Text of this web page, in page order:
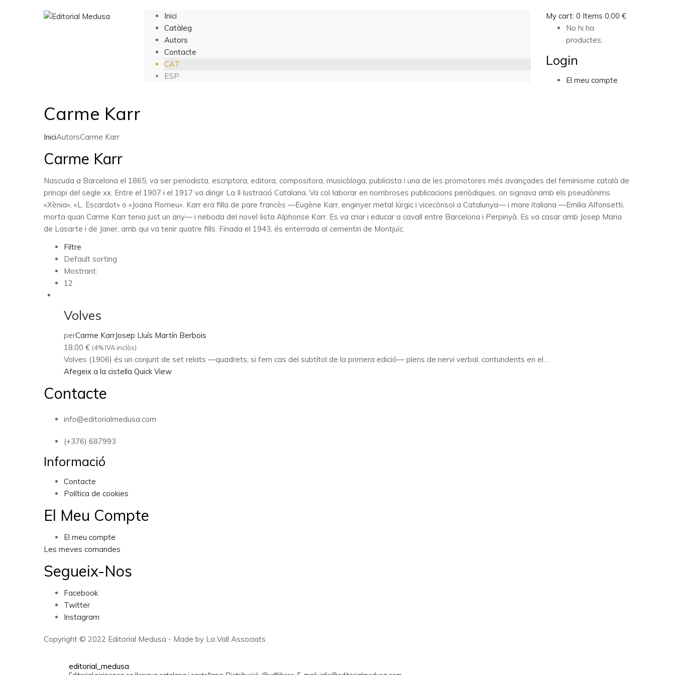
Inici
Catàleg
Autors
Contacte
CAT
ESP
My cart: 0 Items 0,00 €
No hi ha
productes.
Login
El meu compte
Carme Karr
IniciAutorsCarme Karr
Carme Karr
Nascuda a Barcelona el 1865, va ser periodista, escriptora, editora, compositora, musicòloga, publicista i una de les promotores més avançades del feminisme català de
principi del segle xx. Entre el 1907 i el 1917 va dirigir La Il·lustració Catalana. Va col·laborar en nombroses publicacions periòdiques, on signava amb els pseudònims
«Xènia», «L. Escardot» o «Joana Romeu». Karr era filla de pare francès —Eugène Karr, enginyer metal·lúrgic i vicecònsol a Catalunya— i mare italiana —Emilia Alfonsetti,
morta quan Carme Karr tenia just un any— i neboda del novel·lista Alphonse Karr. Es va criar i educar a cavall entre Barcelona i Perpinyà. Es va casar amb Josep Maria
de Lasarte i de Janer, amb qui va tenir quatre fills. Finada el 1943, és enterrada al cementiri de Montjuïc.
Filtre
Default sorting
Mostrant:
12
Volves
perCarme KarrJosep Lluís Martín Berbois
18,00 € (4% IVA inclòs)
Volves (1906) és un conjunt de set relats —quadrets, si fem cas del subtítol de la primera edició— plens de nervi verbal, contundents en el…
Afegeix a la cistella Quick View
Contacte
info@editorialmedusa.com
(+376) 687993
Informació
Contacte
Política de cookies
El Meu Compte
El meu compte
Les meves comandes
Segueix-Nos
Facebook
Twitter
Instagram
Copyright © 2022 Editorial Medusa - Made by La Vall Associats
editorial_medusa